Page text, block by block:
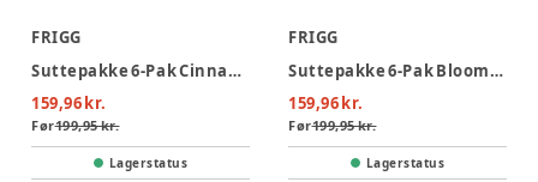
FRIGG
Suttepakke 6-Pak Cinnamon Charm Latex Str. 2
159,96 kr.
Før199,95 kr.
Lagerstatus
FRIGG
Suttepakke 6-Pak Blooming Love Latex Str. 2
159,96 kr.
Før199,95 kr.
Lagerstatus